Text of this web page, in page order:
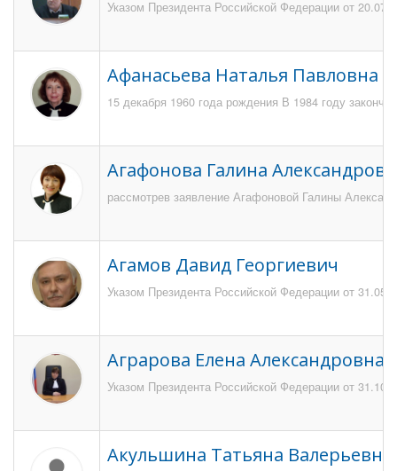
Указом Президента Российской Федерации от
Афанасьева Наталья Павловна
15 декабря 1960 года рождения В 1984 году
Агафонова Галина
рассмотрев заявление Агафоновой Галины
Агамов Давид Георгиевич
Указом Президента Российской Федерации от
Аграрова Елена Александровна
Указом Президента Российской Федерации от
Акульшина Татьяна Валерьевна